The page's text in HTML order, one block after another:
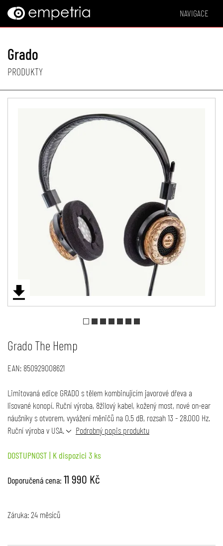
NAVIGACE
Grado
PRODUKTY
Grado The Hemp
EAN:850929008621
Limitovaná edice GRADO s tělem kombinujícím javorové dřeva a
lisované konopí. Ruční výroba, 8žilový kabel, kožený most, nové on-ear
náušníky s otvorem, vyvážení měničů na 0.5 dB, rozsah 13 - 28.000 Hz.
Ruční výroba v USA.
Podrobný popis produktu
DOSTUPNOST | K dispozici 3 ks
Doporučená cena: 11 990 Kč
Záruka: 24 měsíců